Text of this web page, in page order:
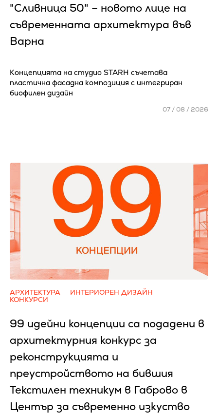
"Сливница 50" – новото лице на
съвременната архитектура във
Варна
Концепцията на студио STARH съчетава
пластична фасадна композиция с интегриран
биофилен дизайн
07 / 08 / 2026
АРХИТЕКТУРА
ИНТЕРИОРЕН ДИЗАЙН
КОНКУРСИ
99 идейни концепции са подадени в
архитектурния конкурс за
реконструкцията и
преустройството на бившия
Текстилен техникум в Габрово в
Център за съвременно изкуство